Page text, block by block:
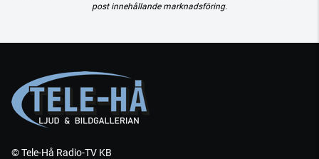
post innehållande marknadsföring.
© Tele-Hå Radio-TV KB